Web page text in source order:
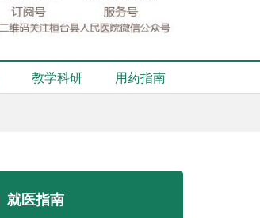
教学科研 用药指南
就医指南